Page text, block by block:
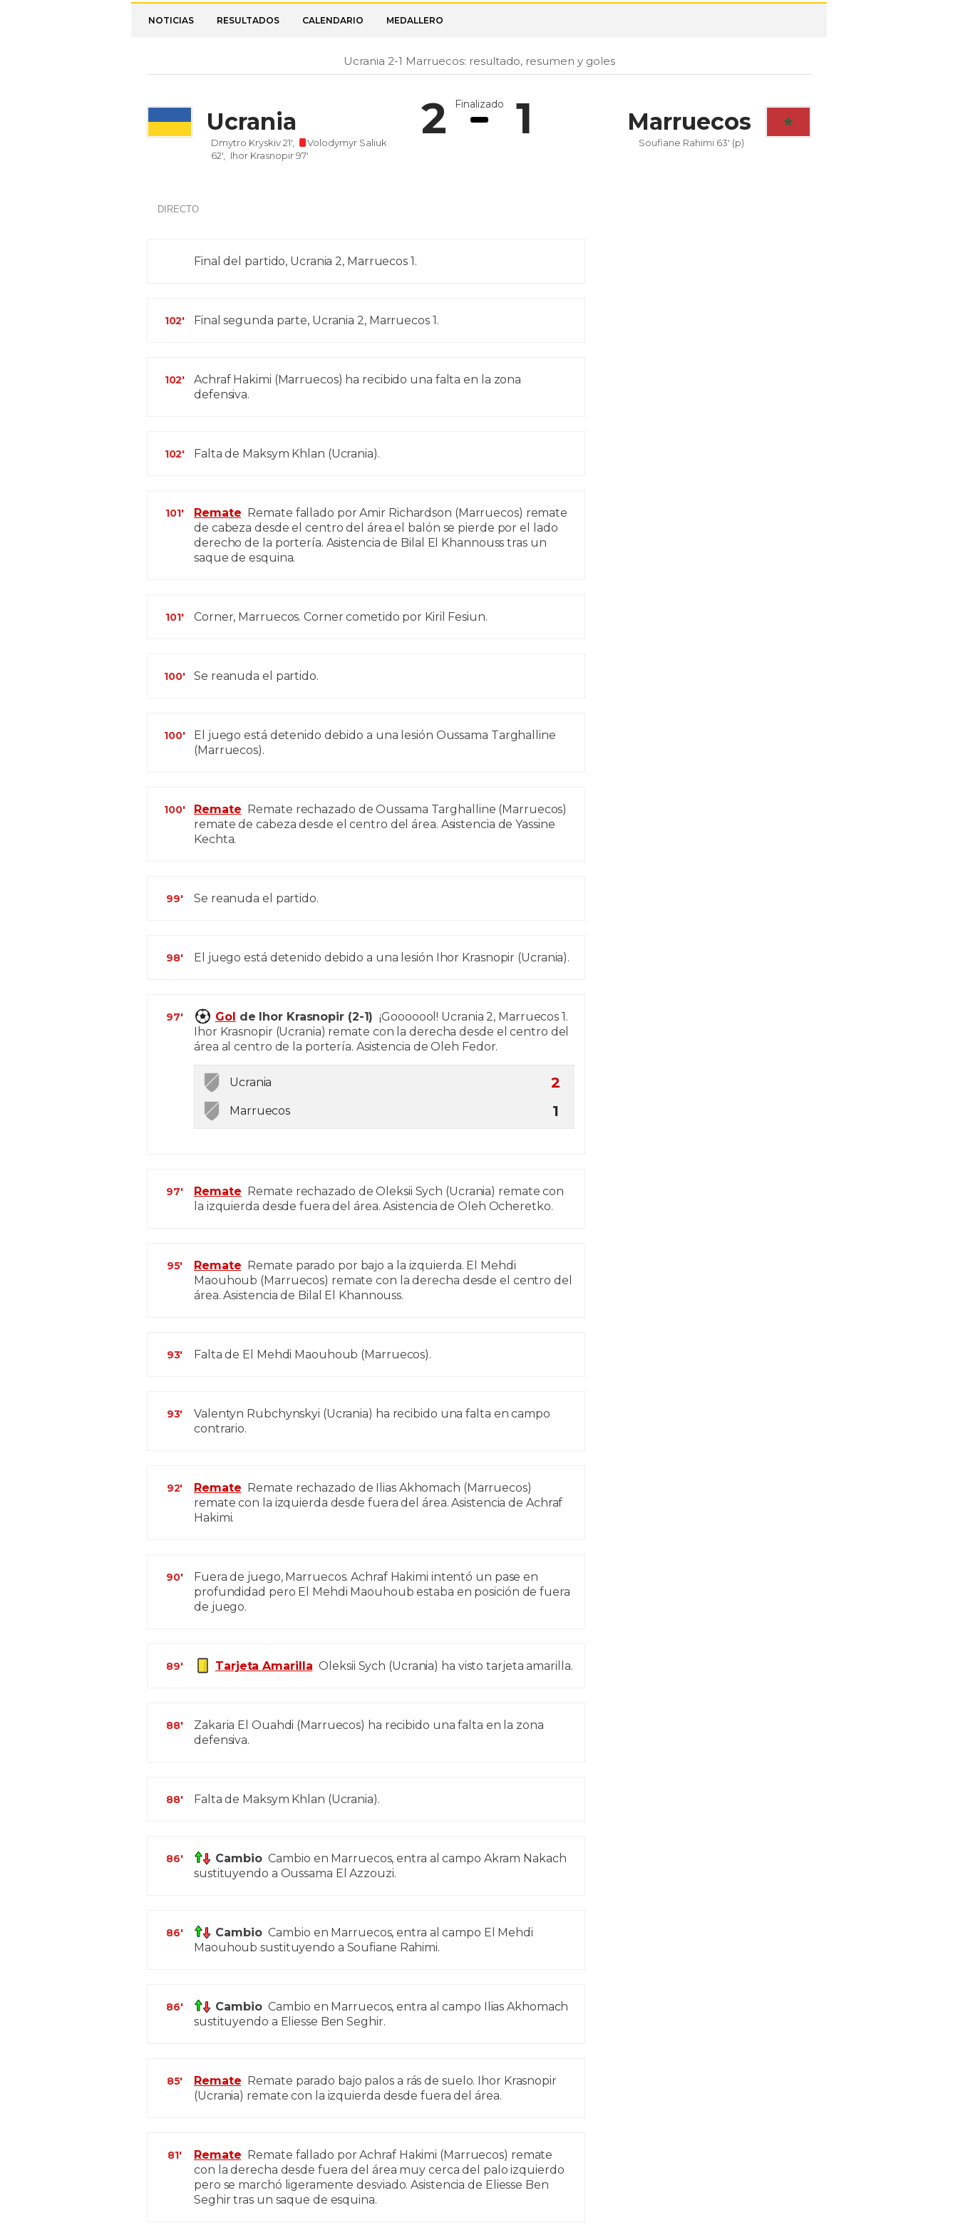
NOTICIAS RESULTADOS CALENDARIO MEDALLERO
Ucrania 2-1 Marruecos: resultado, resumen y goles
Ucrania 2
Dmytro Kryskiv 21',
Volodymyr Saliuk
62',
Ihor Krasnopir 97'
Marruecos
1 Soufiane Rahimi 63' (p)
Finalizado
DIRECTO
Final del partido, Ucrania 2, Marruecos 1.
102' Final segunda parte, Ucrania 2, Marruecos 1.
102'
Achraf Hakimi (Marruecos) ha recibido una falta en la zona
defensiva.
102' Falta de Maksym Khlan (Ucrania).
101' Remate Remate fallado por Amir Richardson (Marruecos) remate
de cabeza desde el centro del área el balón se pierde por el lado
derecho de la portería. Asistencia de Bilal El Khannouss tras un
saque de esquina.
101' Corner, Marruecos. Corner cometido por Kiril Fesiun.
100' Se reanuda el partido.
100'
El juego está detenido debido a una lesión Oussama Targhalline
(Marruecos).
100' Remate Remate rechazado de Oussama Targhalline (Marruecos)
remate de cabeza desde el centro del área. Asistencia de Yassine
Kechta.
99' Se reanuda el partido.
98' El juego está detenido debido a una lesión Ihor Krasnopir (Ucrania).
97' Gol de Ihor Krasnopir (2-1) ¡Gooooool! Ucrania 2, Marruecos 1.
Ihor Krasnopir (Ucrania) remate con la derecha desde el centro del
área al centro de la portería. Asistencia de Oleh Fedor.
Ucrania 2
Marruecos 1
97' Remate Remate rechazado de Oleksii Sych (Ucrania) remate con
la izquierda desde fuera del área. Asistencia de Oleh Ocheretko.
95' Remate Remate parado por bajo a la izquierda. El Mehdi
Maouhoub (Marruecos) remate con la derecha desde el centro del
área. Asistencia de Bilal El Khannouss.
93' Falta de El Mehdi Maouhoub (Marruecos).
93'
Valentyn Rubchynskyi (Ucrania) ha recibido una falta en campo
contrario.
92' Remate Remate rechazado de Ilias Akhomach (Marruecos)
remate con la izquierda desde fuera del área. Asistencia de Achraf
Hakimi.
90'
Fuera de juego, Marruecos. Achraf Hakimi intentó un pase en
profundidad pero El Mehdi Maouhoub estaba en posición de fuera
de juego.
89' Tarjeta Amarilla Oleksii Sych (Ucrania) ha visto tarjeta amarilla.
88'
Zakaria El Ouahdi (Marruecos) ha recibido una falta en la zona
defensiva.
88' Falta de Maksym Khlan (Ucrania).
86' Cambio Cambio en Marruecos, entra al campo Akram Nakach
sustituyendo a Oussama El Azzouzi.
86' Cambio Cambio en Marruecos, entra al campo El Mehdi
Maouhoub sustituyendo a Soufiane Rahimi.
86' Cambio Cambio en Marruecos, entra al campo Ilias Akhomach
sustituyendo a Eliesse Ben Seghir.
85' Remate Remate parado bajo palos a rás de suelo. Ihor Krasnopir
(Ucrania) remate con la izquierda desde fuera del área.
81' Remate Remate fallado por Achraf Hakimi (Marruecos) remate
con la derecha desde fuera del área muy cerca del palo izquierdo
pero se marchó ligeramente desviado. Asistencia de Eliesse Ben
Seghir tras un saque de esquina.